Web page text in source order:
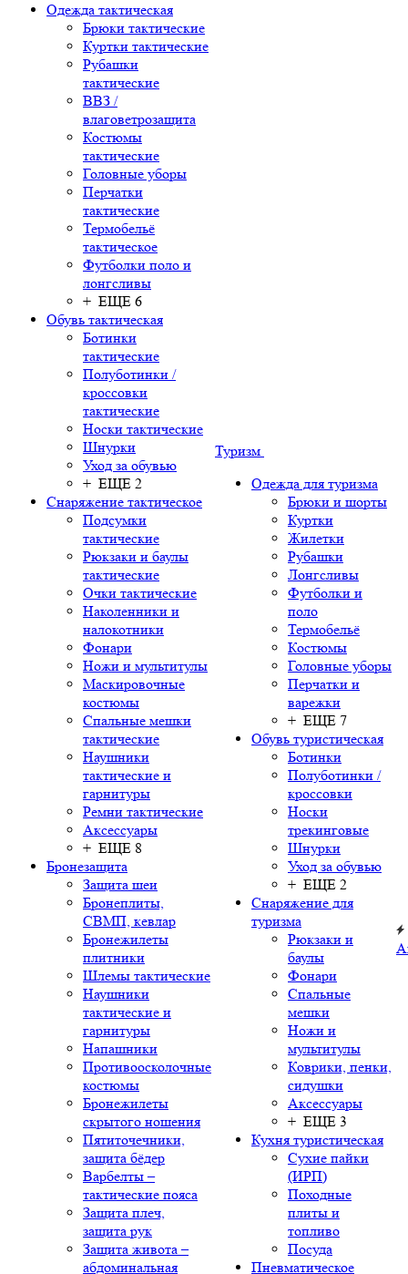
Одежда тактическая
Брюки тактические
Куртки тактические
Рубашки
тактические
ВВЗ /
влаговетрозащита
Костюмы
тактические
Головные уборы
Перчатки
тактические
Термобельё
тактическое
Футболки поло и
лонгсливы
+ ЕЩЕ 6
Обувь тактическая
Ботинки
тактические
Полуботинки /
кроссовки
тактические
Носки тактические
Шнурки
Уход за обувью
+ ЕЩЕ 2
Снаряжение тактическое
Подсумки
тактические
Рюкзаки и баулы
тактические
Очки тактические
Наколенники и
налокотники
Фонари
Ножи и мультитулы
Маскировочные
костюмы
Спальные мешки
тактические
Наушники
тактические и
гарнитуры
Ремни тактические
Аксессуары
+ ЕЩЕ 8
Бронезащита
Защита шеи
Бронеплиты,
СВМП, кевлар
Бронежилеты
плитники
Шлемы тактические
Наушники
тактические и
гарнитуры
Напашники
Противоосколочные
костюмы
Бронежилеты
скрытого ношения
Пятиточечники,
защита бёдер
Варбелты –
тактические пояса
Защита плеч,
защита рук
Защита живота –
абдоминальная
Туризм
Одежда для туризма
Брюки и шорты
Куртки
Жилетки
Рубашки
Лонгсливы
Футболки и
поло
Термобельё
Костюмы
Головные уборы
Перчатки и
варежки
+ ЕЩЕ 7
Обувь туристическая
Ботинки
Полуботинки /
кроссовки
Носки
трекинговые
Шнурки
Уход за обувью
+ ЕЩЕ 2
Снаряжение для
туризма
Рюкзаки и
баулы
Фонари
Спальные
мешки
Ножи и
мультитулы
Коврики, пенки,
сидушки
Аксессуары
+ ЕЩЕ 3
Кухня туристическая
Сухие пайки
(ИРП)
Походные
плиты и
топливо
Посуда
Пневматическое